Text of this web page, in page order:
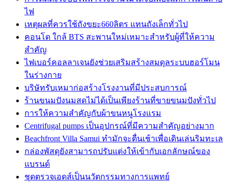
ไฟ
เหตุผลที่ควรใช้ถังขยะ660ลิตร แทนถังเล็กทั่วไป
คอนโด ใกล้ BTS สะพานใหม่เหมาะสำหรับผู้ที่ให้ความ
สำคัญ
ไฟเบอร์คอลลาเจนยังช่วยเสริมสร้างสมดุลระบบฮอร์โมน
ในร่างกาย
บริษัทรับเหมาก่อสร้างโรงงานที่มีประสบการณ์
ร้านขนมปังนมสดไม่ได้เป็นเพียงร้านที่ขายขนมปังทั่วไป
การให้ความสำคัญกับผ้าขนหนูโรงแรม
Centrifugal pumps เป็นอุปกรณ์ที่มีความสำคัญอย่างมาก
Beachfront Villa Samui ทำมักจะตื่นเช้าเพื่อเดินเล่นริมทะเล
กล่องพัสดุยังสามารถปรับแต่งให้เข้ากับเอกลักษณ์ของ
แบรนด์
ชุดตรวจเอดส์เป็นนวัตกรรมทางการแพทย์